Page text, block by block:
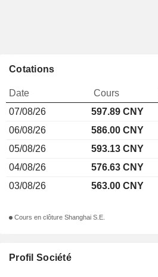
Profil Société
Cotations
Date Cours
07/08/26
597.89 CNY
06/08/26
586.00 CNY
05/08/26
593.13 CNY
04/08/26
576.63 CNY
03/08/26
563.00 CNY
Cours en clôture Shanghai S.E.